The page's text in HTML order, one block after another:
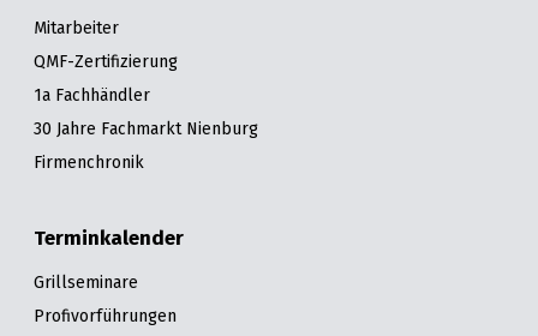
Mitarbeiter
QMF-Zertifizierung
1a Fachhändler
30 Jahre Fachmarkt Nienburg
Firmenchronik
Terminkalender
Grillseminare
Profivorführungen